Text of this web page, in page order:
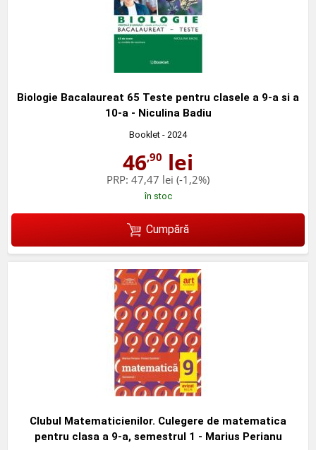
Biologie Bacalaureat 65 Teste pentru clasele a 9-a si a
10-a - Niculina Badiu
Booklet - 2024
46,90 lei
PRP: 47,47 lei (-1,2%)
în stoc
Cumpără
Clubul Matematicienilor. Culegere de matematica
pentru clasa a 9-a, semestrul 1 - Marius Perianu